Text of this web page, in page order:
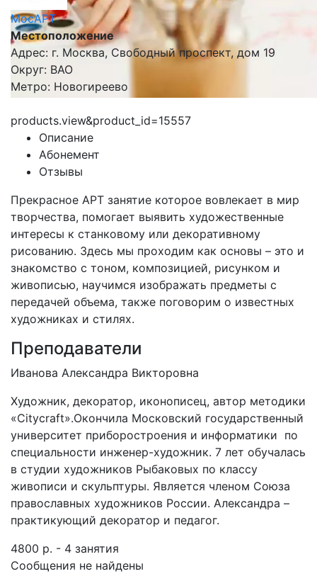
МосАРТ
Местоположение
Адрес: г. Москва, Свободный проспект, дом 19
Округ: ВАО
Метро: Новогиреево
products.view&product_id=15557
Описание
Абонемент
Отзывы
Прекрасное АРТ занятие которое вовлекает в мир
творчества, помогает выявить художественные
интересы к станковому или декоративному
рисованию. Здесь мы проходим как основы – это и
знакомство с тоном, композицией, рисунком и
живописью, научимся изображать предметы с
передачей объема, также поговорим о известных
художниках и стилях.
Преподаватели
Иванова Александра Викторовна
Художник, декоратор, иконописец, автор методики
«Сitycraft».Окончила Московский государственный
университет приборостроения и информатики по
специальности инженер-художник. 7 лет обучалась
в студии художников Рыбаковых по классу
живописи и скульптуры. Является членом Союза
православных художников России. Александра –
практикующий декоратор и педагог.
4800 р. - 4 занятия
Сообщения не найдены